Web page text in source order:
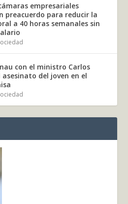
empresariales
preacuerdo para reducir la
a 40 horas semanales sin
con el ministro Carlos
del joven en el